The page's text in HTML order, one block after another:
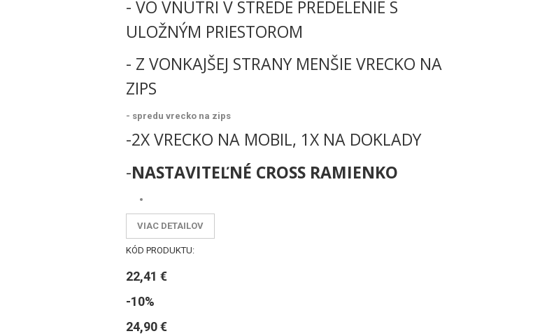
- VO VNÚTRI V STREDE PREDELENIE S
ULOŽNÝM PRIESTOROM
- Z VONKAJŠEJ STRANY MENŠIE VRECKO NA
ZIPS
- spredu vrecko na zips
-2X VRECKO NA MOBIL, 1X NA DOKLADY
-NASTAVITEĽNÉ CROSS RAMIENKO
VIAC DETAILOV
KÓD PRODUKTU:
22,41 €
-10%
24,90 €